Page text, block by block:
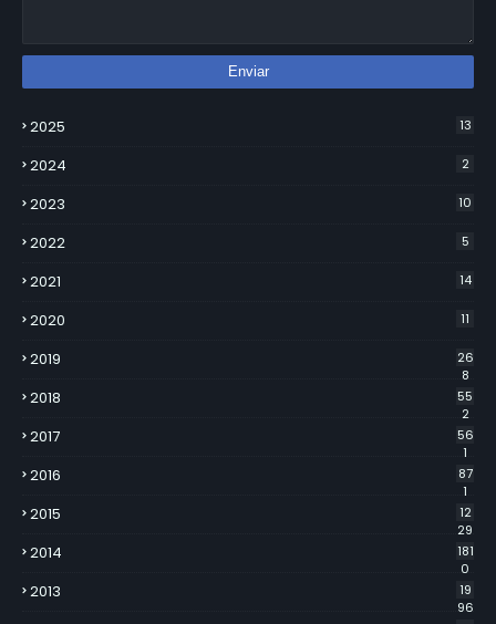
2025 13
2024 2
2023 10
2022 5
2021 14
2020 11
2019
26
8
2018
55
2
2017
56
1
2016
87
1
2015
12
29
2014
181
0
2013
19
96